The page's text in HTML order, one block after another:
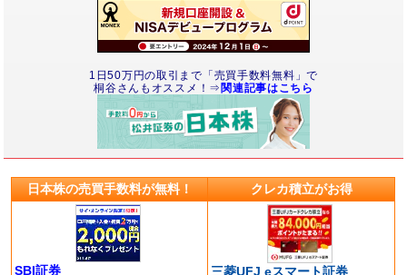
1日50万円の取引まで「売買手数料無料」で
桐谷さんもオススメ！⇒ 関連記事はこちら
日本株の売買手数料が無料！ クレカ積立がお得
SBI証券 三菱UFJ eスマート証券